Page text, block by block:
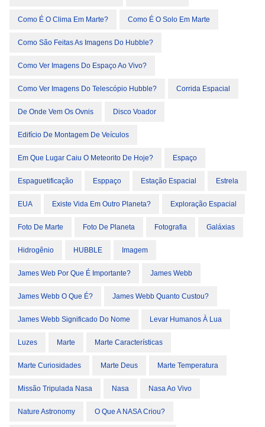
Como É O Clima Em Marte? Como É O Solo Em Marte
Como São Feitas As Imagens Do Hubble?
Como Ver Imagens Do Espaço Ao Vivo?
Como Ver Imagens Do Telescópio Hubble? Corrida Espacial
De Onde Vem Os Ovnis Disco Voador
Edifício De Montagem De Veículos
Em Que Lugar Caiu O Meteorito De Hoje? Espaço
Espaguetificação Esppaço Estação Espacial Estrela
EUA Existe Vida Em Outro Planeta? Exploração Espacial
Foto De Marte Foto De Planeta Fotografia Galáxias
Hidrogênio HUBBLE Imagem
James Web Por Que É Importante? James Webb
James Webb O Que É? James Webb Quanto Custou?
James Webb Significado Do Nome Levar Humanos À Lua
Luzes Marte Marte Características
Marte Curiosidades Marte Deus Marte Temperatura
Missão Tripulada Nasa Nasa Nasa Ao Vivo
Nature Astronomy O Que A NASA Criou?